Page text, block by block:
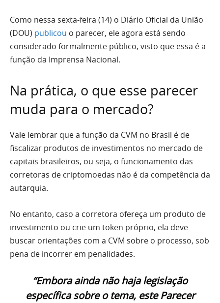
Como nessa sexta-feira (14) o Diário Oficial da União
(DOU) publicou o parecer, ele agora está sendo
considerado formalmente público, visto que essa é a
função da Imprensa Nacional.
Na prática, o que esse parecer
muda para o mercado?
Vale lembrar que a função da CVM no Brasil é de
fiscalizar produtos de investimentos no mercado de
capitais brasileiros, ou seja, o funcionamento das
corretoras de criptomoedas não é da competência da
autarquia.
No entanto, caso a corretora ofereça um produto de
investimento ou crie um token próprio, ela deve
buscar orientações com a CVM sobre o processo, sob
pena de incorrer em penalidades.
“Embora ainda não haja legislação
específica sobre o tema, este Parecer